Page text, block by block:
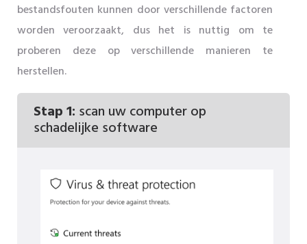
bestandsfouten kunnen door verschillende factoren
worden veroorzaakt, dus het is nuttig om te
proberen deze op verschillende manieren te
herstellen.
Stap 1: scan uw computer op
schadelijke software